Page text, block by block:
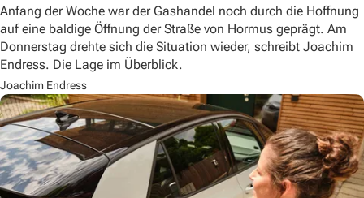
Anfang der Woche war der Gashandel noch durch die Hoffnung
auf eine baldige Öffnung der Straße von Hormus geprägt. Am
Donnerstag drehte sich die Situation wieder, schreibt Joachim
Endress. Die Lage im Überblick.
Joachim Endress